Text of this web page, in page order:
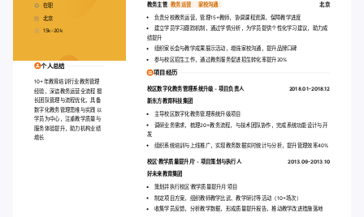
在职
北京
15k-20k
个人总结
10+年教育培训行业教务管理
经验，深谙教务运营全流程 擅
长团队管理与流程优化，具备
数字化教务管理思维与实践 以
学员为中心，注重教学质量与
服务体验提升，助力机构业绩
增长
教务主管 教务运营 家校沟通 北京
负责分校教务运营，管理15+教师，协调课程资源，保障教学进度
建立学员学习跟踪机制，通过学情分析，为学员提供个性化学习建议，助力成
绩提升
组织家长会与教学成果展示活动，增强家校沟通，提升品牌口碑
参与校区招生工作，通过教务服务促进招生转化率提升20%
项目经历
校区数字化教务管理系统升级 - 项目负责人 2018.01-2018.12
新东方教育科技集团
主导校区数字化教务管理系统升级项目
调研业务需求，梳理20+教务流程，与技术团队协作，完成系统功能设计与开
发
组织系统培训与上线推广，实现教务数据实时统计与分析，提升管理效率40%
校区‘教学质量提升月’ - 项目策划与执行人 2013.09-2013.10
好未来教育集团
策划并执行校区‘教学质量提升月’项目
制定项目方案，组织教师教学比武、教学研讨等活动（10+场次）
收集学员反馈，分析教学数据，形成质量提升报告，推动教学改进措施落地